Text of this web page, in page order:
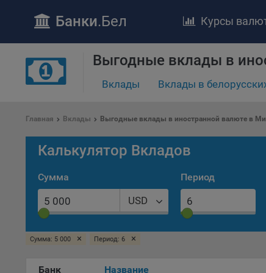
Банки.Бел Курсы
Выгодные вклады в
Вклады Вклады в
Главная Вклады Выгодные вклады в иностранной валюте в
Калькулятор Вкладов
Сумма
USD
Период
Сумма: 5 000 × Период: 6 ×
Банк Название